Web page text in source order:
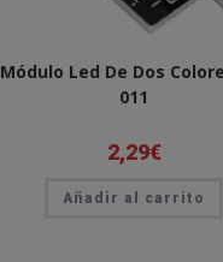
Módulo Led De Dos
011
2,29€
Añadir al carrito